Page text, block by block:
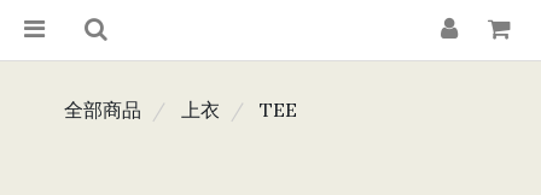
全部商品 上衣 TEE